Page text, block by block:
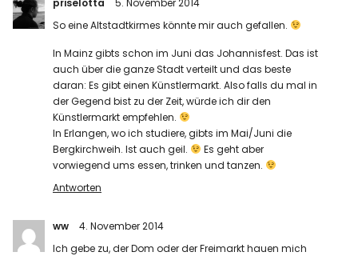
So eine Altstadtkirmes könnte mir auch gefallen.
In Mainz gibts schon im Juni das Johannisfest. Das ist
auch über die ganze Stadt verteilt und das beste
daran: Es gibt einen Künstlermarkt. Also falls du mal in
der Gegend bist zu der Zeit, würde ich dir den
Künstlermarkt empfehlen.
In Erlangen, wo ich studiere, gibts im Mai/Juni die
Bergkirchweih. Ist auch geil.
Es geht aber
vorwiegend ums essen, trinken und tanzen.
Antworten
ww
4. November 2014
Ich gebe zu, der Dom oder der Freimarkt hauen mich